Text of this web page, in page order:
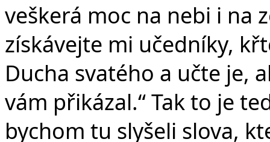
veškerá moc na nebi i na
získávejte mi učedníky,
Ducha svatého a učte je,
vám přikázal.“ Tak to je
bychom tu slyšeli slova,